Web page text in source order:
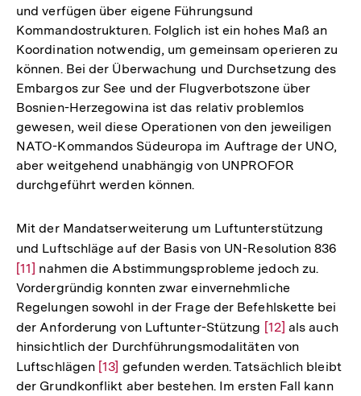
und verfügen über eigene Führungsund
Kommandostrukturen. Folglich ist ein hohes Maß an
Koordination notwendig, um gemeinsam operieren zu
können. Bei der Überwachung und Durchsetzung des
Embargos zur See und der Flugverbotszone über
Bosnien-Herzegowina ist das relativ problemlos
gewesen, weil diese Operationen von den jeweiligen
NATO-Kommandos Südeuropa im Auftrage der UNO,
aber weitgehend unabhängig von UNPROFOR
durchgeführt werden können.
Mit der Mandatserweiterung um Luftunterstützung
und Luftschläge auf der Basis von UN-Resolution 836
[11] nahmen die Abstimmungsprobleme jedoch zu.
Vordergründig konnten zwar einvernehmliche
Regelungen sowohl in der Frage der Befehlskette bei
der Anforderung von Luftunter-Stützung Zur
Auflösung
der
Fußnote
[12] als auch
hinsichtlich der Durchführungsmodalitäten von
Luftschlägen Zur
Auflösung
[13] gefunden werden. Tatsächlich bleibt
der Grundkonflikt aber bestehen. Im ersten Fall kann